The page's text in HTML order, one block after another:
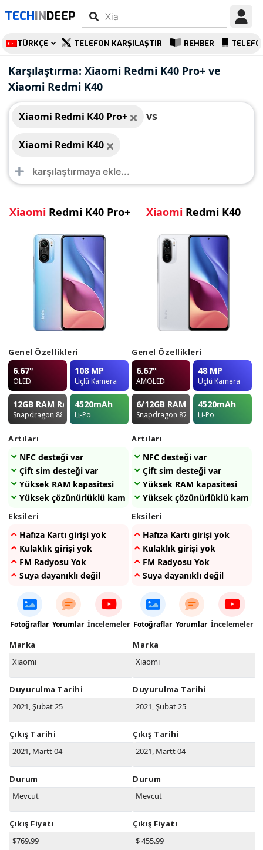
TECHINDEEP
TÜRKÇE TELEFON KARŞILAŞTIR REHBER
Karşılaştırma: Xiaomi Redmi K40 Pro+ ve
Xiaomi Redmi K40
Xiaomi Redmi K40 Pro+ vs
Xiaomi Redmi K40
Xiaomi Redmi K40
Pro+
Xiaomi Redmi K40 Pro+
Genel Özellikleri
6.67"
OLED
108 MP
Üçlü Kamera
12GB RAM RAM
Snapdragon 888
4520mAh
Li-Po
Artıları
NFC desteği var
Çift sim desteği var
Yüksek RAM kapasitesi
Yüksek çözünürlüklü kamerası var
Eksileri
Hafıza Kartı girişi yok
Kulaklık girişi yok
FM Radyosu Yok
Suya dayanıklı değil
Fotoğraflar Yorumlar İncelemeler
Marka
Xiaomi
Duyurulma Tarihi
2021, Şubat 25
Çıkış Tarihi
2021, Martt 04
Durum
Mevcut
Çıkış Fiyatı
$769.99
Xiaomi Redmi K40
Xiaomi Redmi K40
Genel Özellikleri
6.67"
AMOLED
48 MP
Üçlü Kamera
6/12GB RAM
Snapdragon 870
4520mAh
Li-Po
Artıları
NFC desteği var
Çift sim desteği var
Yüksek RAM kapasitesi
Yüksek çözünürlüklü
Eksileri
Hafıza Kartı girişi yok
Kulaklık girişi yok
FM Radyosu Yok
Suya dayanıklı değil
Fotoğraflar Yorumlar İncelemeler
Marka
Xiaomi
Duyurulma Tarihi
2021, Şubat 25
Çıkış Tarihi
2021, Martt 04
Durum
Mevcut
Çıkış Fiyatı
$ 455.99